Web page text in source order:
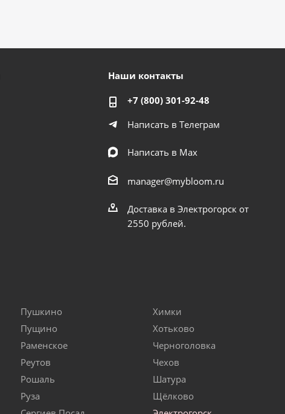
Наши контакты
+7 (800) 301-92-48
Написать в Телеграм
Написать в Мах
manager@mybloom.ru
Доставка в Электрогорск от
2550 рублей.
Пушкино
Пущино
Раменское
Реутов
Рошаль
Руза
Химки
Хотьково
Черноголовка
Чехов
Шатура
Щёлково